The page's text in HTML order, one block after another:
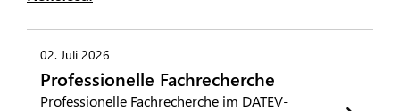
02. Juli 2026
Professionelle Fachrecherche
Professionelle Fachrecherche im DATEV-